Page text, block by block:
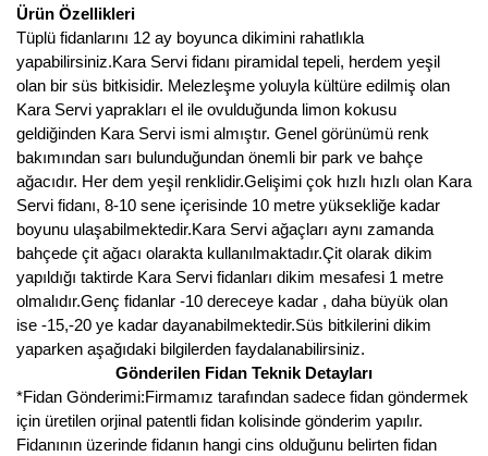
Ürün Özellikleri
Tüplü fidanlarını 12 ay boyunca dikimini rahatlıkla
yapabilirsiniz.Kara Servi fidanı piramidal tepeli, herdem yeşil
olan bir süs bitkisidir. Melezleşme yoluyla kültüre edilmiş olan
Kara Servi yaprakları el ile ovulduğunda limon kokusu
geldiğinden Kara Servi ismi almıştır. Genel görünümü renk
bakımından sarı bulunduğundan önemli bir park ve bahçe
ağacıdır. Her dem yeşil renklidir.Gelişimi çok hızlı hızlı olan Kara
Servi fidanı, 8-10 sene içerisinde 10 metre yüksekliğe kadar
boyunu ulaşabilmektedir.Kara Servi ağaçları aynı zamanda
bahçede çit ağacı olarakta kullanılmaktadır.Çit olarak dikim
yapıldığı taktirde Kara Servi fidanları dikim mesafesi 1 metre
olmalıdır.Genç fidanlar -10 dereceye kadar , daha büyük olan
ise -15,-20 ye kadar dayanabilmektedir.Süs bitkilerini dikim
yaparken aşağıdaki bilgilerden faydalanabilirsiniz.
Gönderilen Fidan Teknik Detayları
*Fidan Gönderimi:Firmamız tarafından sadece fidan göndermek
için üretilen orjinal patentli fidan kolisinde gönderim yapılır.
Fidanının üzerinde fidanın hangi cins olduğunu belirten fidan
Goji Berry Fidanı
Hünnap Fidanı
İncir Fidanı
Kapari Gebre Otu Fidanı
Kayısı Fidanı
Keçiboynuzu Fidanı
Kestane Fidanı
Kivi Fidanı